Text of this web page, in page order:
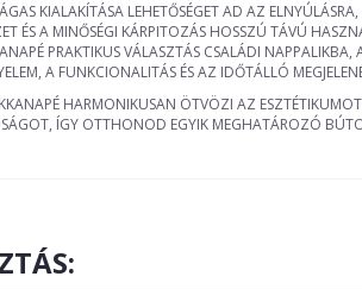
KIALAKÍTÁSA LEHETŐSÉGET AD AZ
ÉS A MINŐSÉGI KÁRPITOZÁS HOSSZÚ TÁVÚ
PRAKTIKUS VÁLASZTÁS CSALÁDI NAPPALIKBA,
A FUNKCIONALITÁS ÉS AZ IDŐTÁLLÓ
HARMONIKUSAN ÖTVÖZI AZ ESZTÉTIKUMOT
ÍGY OTTHONOD EGYIK MEGHATÁROZÓ